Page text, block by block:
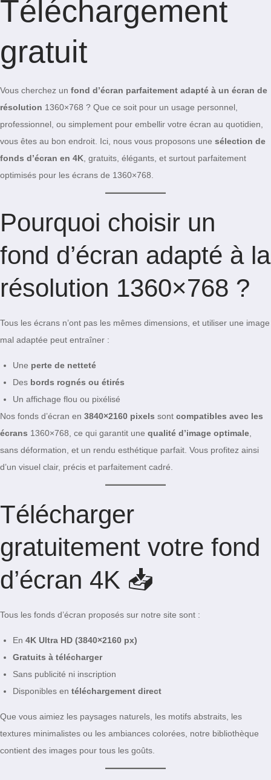
Téléchargement
gratuit
Vous cherchez un fond d’écran parfaitement adapté à un écran de
résolution 1360×768 ? Que ce soit pour un usage personnel,
professionnel, ou simplement pour embellir votre écran au quotidien,
vous êtes au bon endroit. Ici, nous vous proposons une sélection de
fonds d’écran en 4K, gratuits, élégants, et surtout parfaitement
optimisés pour les écrans de 1360×768.
Pourquoi choisir un
fond d’écran adapté à la
résolution 1360×768 ?
Tous les écrans n’ont pas les mêmes dimensions, et utiliser une image
mal adaptée peut entraîner :
Une perte de netteté
Des bords rognés ou étirés
Un affichage flou ou pixélisé
Nos fonds d’écran en 3840×2160 pixels sont compatibles avec les
écrans 1360×768, ce qui garantit une qualité d’image optimale,
sans déformation, et un rendu esthétique parfait. Vous profitez ainsi
d’un visuel clair, précis et parfaitement cadré.
Télécharger
gratuitement votre fond
d’écran 4K 📥
Tous les fonds d’écran proposés sur notre site sont :
En 4K Ultra HD (3840×2160 px)
Gratuits à télécharger
Sans publicité ni inscription
Disponibles en téléchargement direct
Que vous aimiez les paysages naturels, les motifs abstraits, les
textures minimalistes ou les ambiances colorées, notre bibliothèque
contient des images pour tous les goûts.